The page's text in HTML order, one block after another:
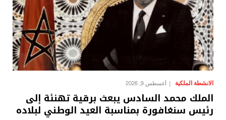
الانشطة الملكية أغسطس 9, 2026
الملك محمد السادس يبعث برقية تهنئة إلى
رئيس سنغافورة بمناسبة العيد الوطني لبلاده